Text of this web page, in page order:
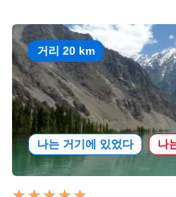
거리 20 km
나는 거기에 있었다 나